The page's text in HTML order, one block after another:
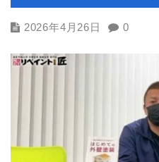
2026年4月26日 0